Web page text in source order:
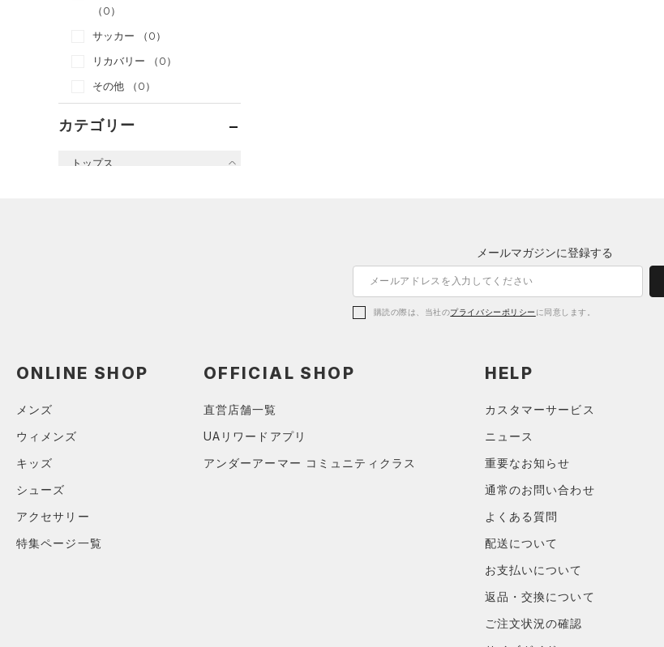
（0）
サッカー
（0）
リカバリー
（0）
その他
（0）
カテゴリー
トップス
メールマガジンに登録する
購読の際は、当社のプライバシーポリシー に同意します。
ONLINE SHOP
メンズ
ウィメンズ
キッズ
シューズ
アクセサリー
特集ページ一覧
OFFICIAL SHOP
直営店舗一覧
UAリワードアプリ
アンダーアーマー コミュニティクラス
HELP
カスタマーサービス
ニュース
重要なお知らせ
通常のお問い合わせ
よくある質問
配送について
お支払いについて
返品・交換について
ご注文状況の確認